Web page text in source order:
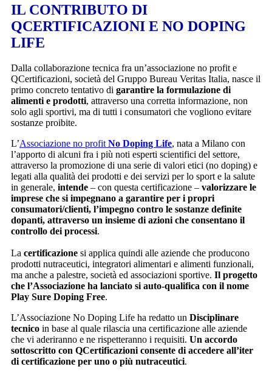
IL CONTRIBUTO DI
QCERTIFICAZIONI E NO DOPING
LIFE
Dalla collaborazione tecnica fra un’associazione no profit e
QCertificazioni, società del Gruppo Bureau Veritas Italia, nasce il
primo concreto tentativo di garantire la formulazione di
alimenti e prodotti, attraverso una corretta informazione, non
solo agli sportivi, ma di tutti i consumatori che vogliono evitare
sostanze proibite.
L’Associazione no profitNo Doping Life, nata a Milano con
l’apporto di alcuni fra i più noti esperti scientifici del settore,
attraverso la promozione di una serie di valori etici (no doping) e
legati alla qualità dei prodotti e dei servizi per lo sport e la salute
in generale, intende – con questa certificazione – valorizzare le
imprese che si impegnano a garantire per i propri
consumatori/clienti, l’impegno contro le sostanze definite
dopanti, attraverso un insieme di azioni che consentano il
controllo dei processi.
La certificazione si applica quindi alle aziende che producono
prodotti nutraceutici, integratori alimentari e alimenti funzionali,
ma anche a palestre, società ed associazioni sportive. Il progetto
che l’Associazione ha lanciato si auto-qualifica con il nome
Play Sure Doping Free.
L’Associazione No Doping Life ha redatto un Disciplinare
tecnico in base al quale rilascia una certificazione alle aziende
che vi aderiranno e ne rispetteranno i requisiti. Un accordo
sottoscritto con QCertificazioni consente di accedere all’iter
di certificazione per uno o più nutraceutici.